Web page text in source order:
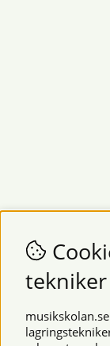
Vill du få
tekniker